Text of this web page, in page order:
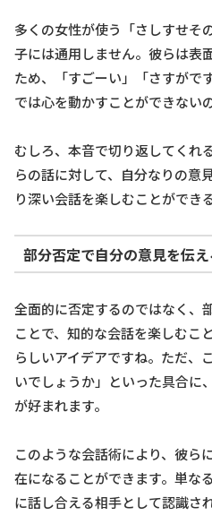
多くの女性が使う「さしすせそ
子には通用しません。彼らは表
ため、「すごーい」「さすがで
では心を動かすことができない
むしろ、本音で切り返してくれ
らの話に対して、自分なりの意
り深い会話を楽しむことができ
部分否定で自分の意見を伝
全面的に否定するのではなく、
ことで、知的な会話を楽しむこ
らしいアイデアですね。ただ、
いでしょうか」といった具合に
が好まれます。
このような会話術により、彼ら
在になることができます。単な
に話し合える相手として認識さ